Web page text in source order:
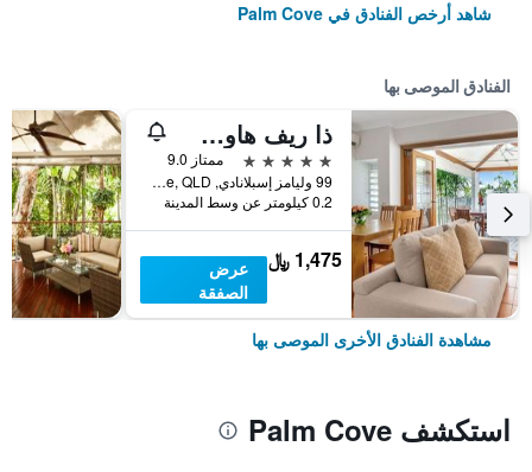
شاهد أرخص الفنادق في Palm Cove
الفنادق الموصى بها
ذا ريف هاوس أدالتس ريتريت
5 نجوم
ممتاز 9.0
99 وليامز إسبلانادي, Palm Cove, QLD, أستراليا
0.2 كيلومتر عن وسط المدينة
1,475 ﷼
عرض
الصفقة
مشاهدة الفنادق الأخرى الموصى بها
استكشف Palm Cove